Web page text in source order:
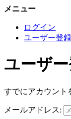
メニュー
ログイン
ユーザー登録
ユーザ
すでにアカウント
メールアドレス: